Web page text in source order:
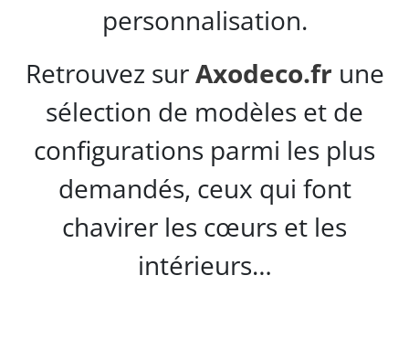
personnalisation.
Retrouvez surAxodeco.fr une
sélection de modèles et de
configurations parmi les plus
demandés, ceux qui font
chavirer les cœurs et les
intérieurs…